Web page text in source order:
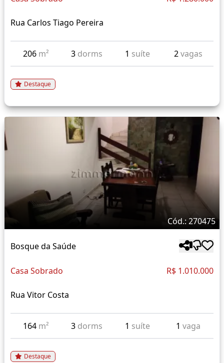
Rua Carlos Tiago Pereira
206 m² 3 dorms 1 suíte 2vagas
Destaque
Cód.: 270475
Bosque da Saúde
Casa Sobrado R$ 1.010.000
Rua Vitor Costa
164 m² 3 dorms 1 suíte 1 vaga
Destaque